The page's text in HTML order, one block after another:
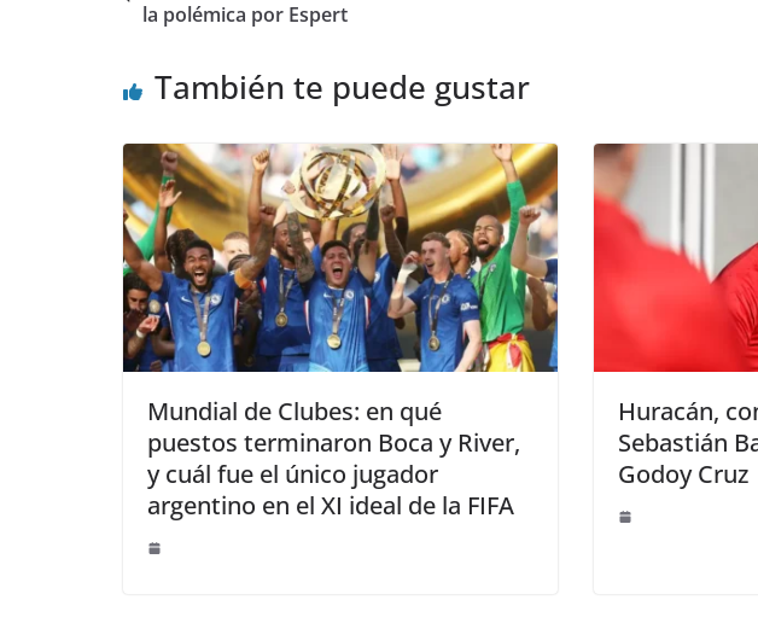
la polémica por Espert
También te puede gustar
Mundial de Clubes: en qué
puestos terminaron Boca y River,
y cuál fue el único jugador
argentino en el XI ideal de la FIFA
Huracán,
Sebastián
Godoy Cruz